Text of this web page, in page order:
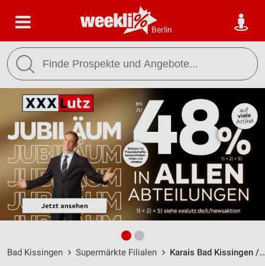
Berlin
Bad Kissingen Supermärkte Filialen Karais Bad Kissingen / Von-Hessing-Str. 10 - Öffnungszeiten & Adresse